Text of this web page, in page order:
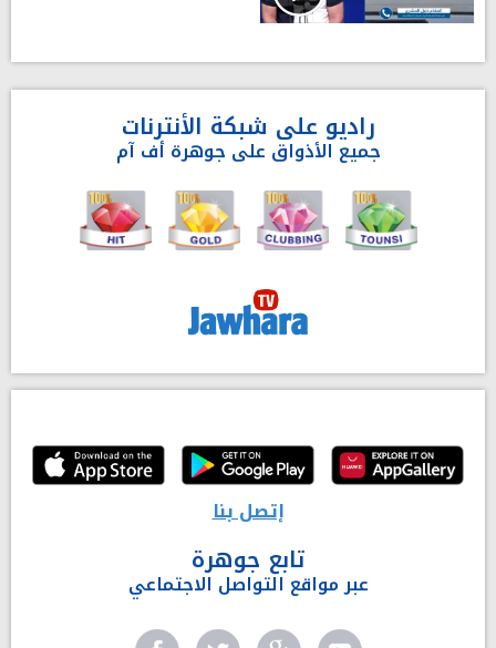
راديو على شبكة الأنترنات
جميع الأذواق على جوهرة أف آم
إتصل بنا
تابع جوهرة
عبر مواقع التواصل الاجتماعي